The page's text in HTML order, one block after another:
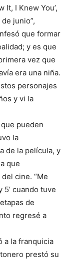
It, I Knew You’,
junio”,
que formar
y es que
vez que
era una niña.
personajes
y vi la
pueden
la
de la película, y
que
cine. “Me
5’ cuando tuve
de
regresé a
a la franquicia
prestó su